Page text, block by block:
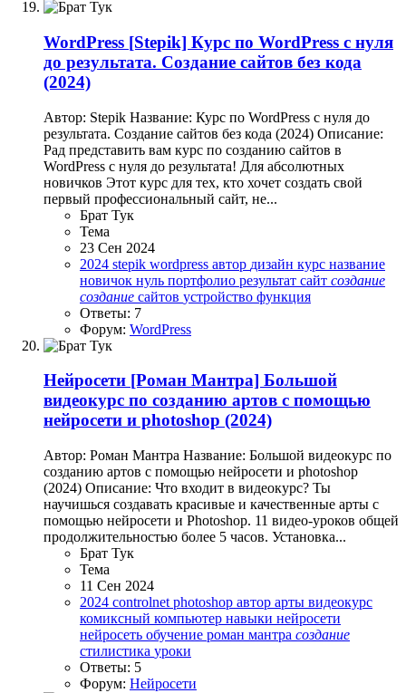
WordPress [Stepik] Курс по WordPress с нуля
до результата. Создание сайтов без кода
(2024)
Автор: Stepik Название: Курс по WordPress с нуля до
результата. Создание сайтов без кода (2024) Описание:
Рад представить вам курс по созданию сайтов в
WordPress с нуля до результата! Для абсолютных
новичков Этот курс для тех, кто хочет создать свой
первый профессиональный сайт, не...
Брат Тук
Тема
23 Сен 2024
2024 stepik wordpress автор дизайн курс название
новичок нуль портфолио результат сайт создание
создание сайтов устройство функция
Ответы: 7
Форум: WordPress
Нейросети [Роман Мантра] Большой
видеокурс по созданию артов с помощью
нейросети и photoshop (2024)
Автор: Роман Мантра Название: Большой видеокурс по
созданию артов с помощью нейросети и photoshop
(2024) Описание: Что входит в видеокурс? Ты
научишься создавать красивые и качественные арты с
помощью нейросети и Photoshop. 11 видео-уроков общей
продолжительностью более 5 часов. Установка...
Брат Тук
Тема
11 Сен 2024
2024 controlnet photoshop автор арты видеокурс
комиксный компьютер навыки нейросети
нейросеть обучение роман мантра создание
стилистика уроки
Ответы: 5
Форум: Нейросети